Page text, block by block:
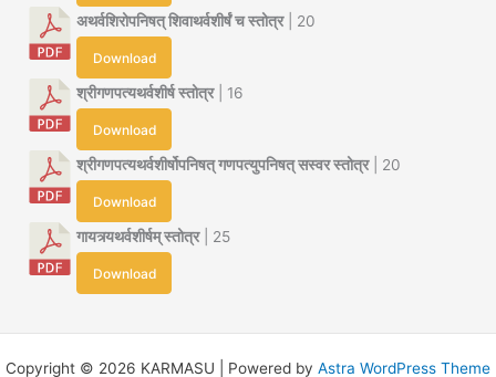
अथर्वशिरोपनिषत् शिवाथर्वशीर्षं च स्तोत्र| 20
Download
श्रीगणपत्यथर्वशीर्ष स्तोत्र| 16
Download
श्रीगणपत्यथर्वशीर्षोपनिषत् गणपत्युपनिषत् सस्वर स्तोत्र| 20
Download
गायत्र्यथर्वशीर्षम् स्तोत्र| 25
Download
Copyright © 2026 KARMASU | Powered by Astra WordPress Theme